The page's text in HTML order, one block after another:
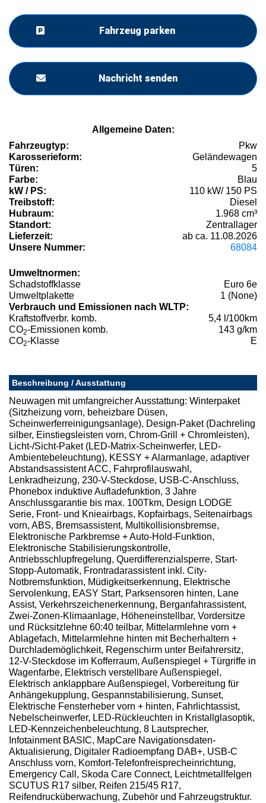
Fahrzeug parken
Nachricht senden
Allgemeine Daten:
Fahrzeugtyp:
Pkw
Karosserieform:
Geländewagen
Türen:
5
Farbe:
Blau
kW / PS:
110 kW/ 150 PS
Treibstoff:
Diesel
Hubraum:
1.968 cm³
Standort:
Zentrallager
Lieferzeit:
ab ca. 11.08.2026
Unsere Nummer:
68084
Umweltnormen:
Schadstoffklasse
Euro 6e
Umweltplakette
1 (None)
Verbrauch und Emissionen nach WLTP:
Kraftstoffverbr. komb.
5,4 l/100km
CO2-Emissionen komb.
143 g/km
CO2-Klasse E
Beschreibung / Ausstattung
Neuwagen mit umfangreicher Ausstattung: Winterpaket
(Sitzheizung vorn, beheizbare Düsen,
Scheinwerferreinigungsanlage), Design-Paket (Dachreling
silber, Einstiegsleisten vorn, Chrom-Grill + Chromleisten),
Licht-/Sicht-Paket (LED-Matrix-Scheinwerfer, LED-
Ambientebeleuchtung), KESSY + Alarmanlage, adaptiver
Abstandsassistent ACC, Fahrprofilauswahl,
Lenkradheizung, 230-V-Steckdose, USB-C-Anschluss,
Phonebox induktive Aufladefunktion, 3 Jahre
Anschlussgarantie bis max. 100Tkm, Design LODGE
Serie, Front- und Knieairbags, Kopfairbags, Seitenairbags
vorn, ABS, Bremsassistent, Multikollisionsbremse,
Elektronische Parkbremse + Auto-Hold-Funktion,
Elektronische Stabilisierungskontrolle,
Antriebsschlupfregelung, Querdifferenzialsperre, Start-
Stopp-Automatik, Frontradarassistent inkl. City-
Notbremsfunktion, Müdigkeitserkennung, Elektrische
Servolenkung, EASY Start, Parksensoren hinten, Lane
Assist, Verkehrszeichenerkennung, Berganfahrassistent,
Zwei-Zonen-Klimaanlage, Höheneinstellbar, Vordersitze
und Rücksitzlehne 60:40 teilbar, Mittelarmlehne vorn +
Ablagefach, Mittelarmlehne hinten mit Becherhaltern +
Durchlademöglichkeit, Regenschirm unter Beifahrersitz,
12-V-Steckdose im Kofferraum, Außenspiegel + Türgriffe in
Wagenfarbe, Elektrisch verstellbare Außenspiegel,
Elektrisch anklappbare Außenspiegel, Vorbereitung für
Anhängekupplung, Gespannstabilisierung, Sunset,
Elektrische Fensterheber vorn + hinten, Fahrlichtassist,
Nebelscheinwerfer, LED-Rückleuchten in Kristallglasoptik,
LED-Kennzeichenbeleuchtung, 8 Lautsprecher,
Infotainment BASIC, MapCare Navigationsdaten-
Aktualisierung, Digitaler Radioempfang DAB+, USB-C
Anschluss vorn, Komfort-Telefonfreisprecheinrichtung,
Emergency Call, Skoda Care Connect, Leichtmetallfelgen
SCUTUS R17 silber, Reifen 215/45 R17,
Reifendrucküberwachung, Zubehör und Fahrzeugstruktur.